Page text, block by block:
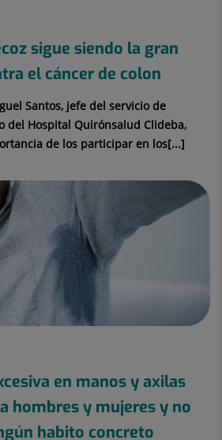
sigue siendo la gran
el cáncer de colon
Santos, jefe del servicio de
del Hospital Quirónsalud Clideba,
de los participar en los[...]
en manos y axilas
hombres y mujeres y no
habito concreto